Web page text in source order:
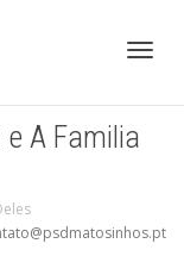
A Familia